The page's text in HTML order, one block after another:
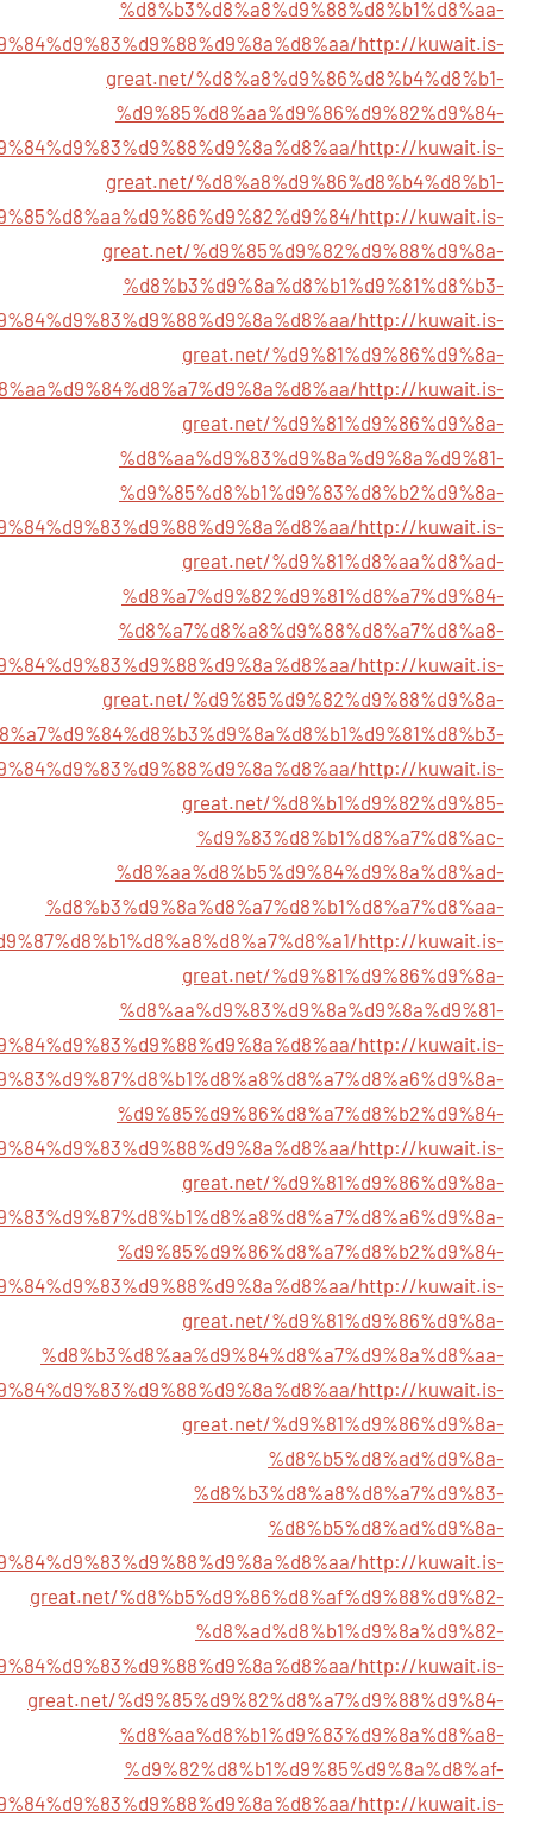
%d8%b3%d8%a8%d9%88%d8%b1%d8%aa-
http://kuwait.is-
great.net/%d8%a8%d9%86%d8%b4%d8%b1-
%d9%85%d8%aa%d9%86%d9%82%d9%84-
http://kuwait.is-
great.net/%d8%a8%d9%86%d8%b4%d8%b1-
http://kuwait.is-
great.net/%d9%85%d9%82%d9%88%d9%8a-
%d8%b3%d9%8a%d8%b1%d9%81%d8%b3-
http://kuwait.is-
great.net/%d9%81%d9%86%d9%8a-
http://kuwait.is-
great.net/%d9%81%d9%86%d9%8a-
%d8%aa%d9%83%d9%8a%d9%8a%d9%81-
%d9%85%d8%b1%d9%83%d8%b2%d9%8a-
http://kuwait.is-
great.net/%d9%81%d8%aa%d8%ad-
%d8%a7%d9%82%d9%81%d8%a7%d9%84-
%d8%a7%d8%a8%d9%88%d8%a7%d8%a8-
http://kuwait.is-
great.net/%d9%85%d9%82%d9%88%d9%8a-
http://kuwait.is-
great.net/%d8%b1%d9%82%d9%85-
%d9%83%d8%b1%d8%a7%d8%ac-
%d8%aa%d8%b5%d9%84%d9%8a%d8%ad-
%d8%b3%d9%8a%d8%a7%d8%b1%d8%a7%d8%aa-
http://kuwait.is-
great.net/%d9%81%d9%86%d9%8a-
%d8%aa%d9%83%d9%8a%d9%8a%d9%81-
http://kuwait.is-
%d9%85%d9%86%d8%a7%d8%b2%d9%84-
http://kuwait.is-
great.net/%d9%81%d9%86%d9%8a-
%d9%85%d9%86%d8%a7%d8%b2%d9%84-
http://kuwait.is-
great.net/%d9%81%d9%86%d9%8a-
%d8%b3%d8%aa%d9%84%d8%a7%d9%8a%d8%aa-
http://kuwait.is-
great.net/%d9%81%d9%86%d9%8a-
%d8%b5%d8%ad%d9%8a-
%d8%b3%d8%a8%d8%a7%d9%83-
%d8%b5%d8%ad%d9%8a-
http://kuwait.is-
great.net/%d8%b5%d9%86%d8%af%d9%88%d9%82-
%d8%ad%d8%b1%d9%8a%d9%82-
http://kuwait.is-
great.net/%d9%85%d9%82%d8%a7%d9%88%d9%84-
%d8%aa%d8%b1%d9%83%d9%8a%d8%a8-
%d9%82%d8%b1%d9%85%d9%8a%d8%af-
http://kuwait.is-